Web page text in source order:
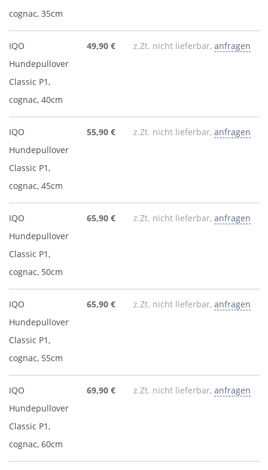
cognac, 35cm
IQO
Hundepullover
Classic P1,
cognac, 40cm
49,90 € z.Zt. nicht lieferbar, anfragen
IQO
Hundepullover
Classic P1,
cognac, 45cm
55,90 € z.Zt. nicht lieferbar, anfragen
IQO
Hundepullover
Classic P1,
cognac, 50cm
65,90 € z.Zt. nicht lieferbar, anfragen
IQO
Hundepullover
Classic P1,
cognac, 55cm
65,90 € z.Zt. nicht lieferbar, anfragen
IQO
Hundepullover
Classic P1,
cognac, 60cm
69,90 € z.Zt. nicht lieferbar, anfragen